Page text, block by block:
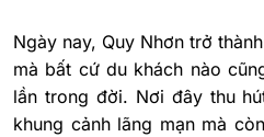
Ngày nay, Quy Nhơn trở
mà bất cứ du khách nào
lần trong đời. Nơi đây thu
khung cảnh lãng mạn mà